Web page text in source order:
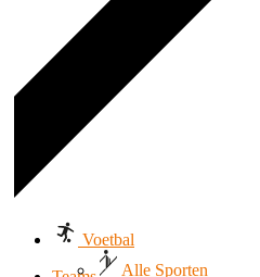
Voetbal
Alle Sporten